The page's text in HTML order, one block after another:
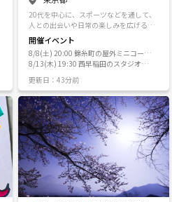
に、整備されていない。でもある程度安
全は担保されている自然で過ごす自由な
体験をここではできます。 そしてブッシ
ュクラフトの魅力は、知識と経験と技術
を積めばどんどん少ない荷物になってい
くところです。自然に頼る考えや身に付
である旅と似ていて限られた道具や資
源、頭と能力を使って切り開いていく様
はとても生きている感じがします。 この
面白い感覚を多くの人に知ってほしいな
と思って活動しています。 焚き火や自然
の中で寝る経験を通して、たくましくな
りながら レベルの高い遊びをするために
一緒に成長していきましょう！ “the mor
e you know, the less you carry” (知れば知
るほど身軽になる。)
20代を中心に、スポーツなどを通して、
人との出会いや日常の楽しみを広げるコ
ミュニティです😁 東京・飯田橋・錦糸町
を中心に、 スポーツ・交流イベントなど
を開催しています！ ━━━━━━━━━
━━━━━━ ☘️コミュニティ 約200名
（男性：約120名・女性：約80名） ほと
━━━━━ ✨活動実績 ・累計100回以上
開催 ・累計600名以上が参加 これまで
に、 フットサル、バドミントン、 バスケ
ットボール、バレーボール、 皇居ラン、J
-POPエクササイズ、 ピクニック、お花
見、花火、BBQ、読書会など、 様々なイ
ベントを開催しています🏃‍♂️
開催イベント
8/8(土) 20:00 錦糸町の屋外ミニコート
（錦糸町駅 徒歩5分）
8/13(木) 19:30 西早稲田のスタジオ
0分）
更新日：43分前